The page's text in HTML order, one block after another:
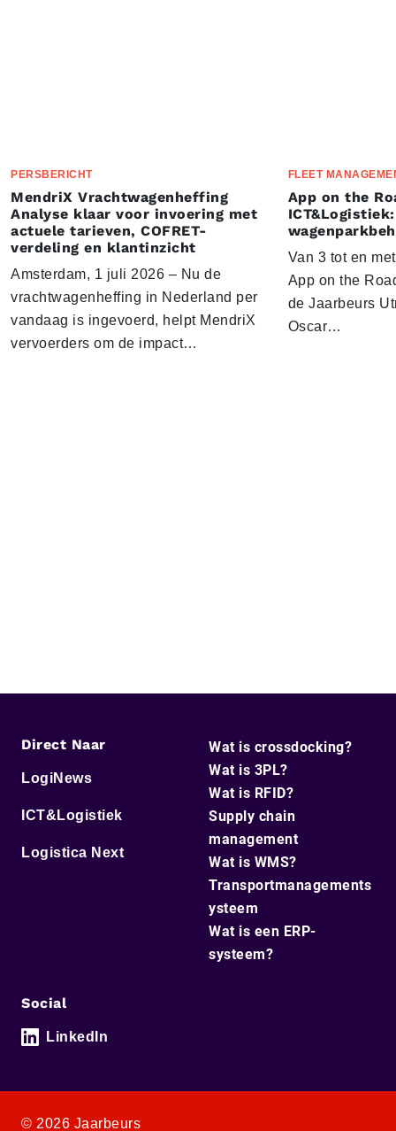
PERSBERICHT
MendriX Vrachtwagenheffing
Analyse klaar voor invoering met
actuele tarieven, COFRET-
verdeling en klantinzicht
Amsterdam, 1 juli 2026 – Nu de
vrachtwagenheffing in Nederland per
vandaag is ingevoerd, helpt MendriX
vervoerders om de impact…
FLEET
App on the
Van 3 tot en
App on the
de Jaarbeurs
Oscar…
Direct Naar
LogiNews
ICT&Logistiek
Logistica Next
Wat is crossdocking?
Wat is 3PL?
Wat is RFID?
Supply chain
management
Wat is WMS?
Transportmanagements
ysteem
Wat is een ERP-
systeem?
Social
LinkedIn
© 2026 Jaarbeurs